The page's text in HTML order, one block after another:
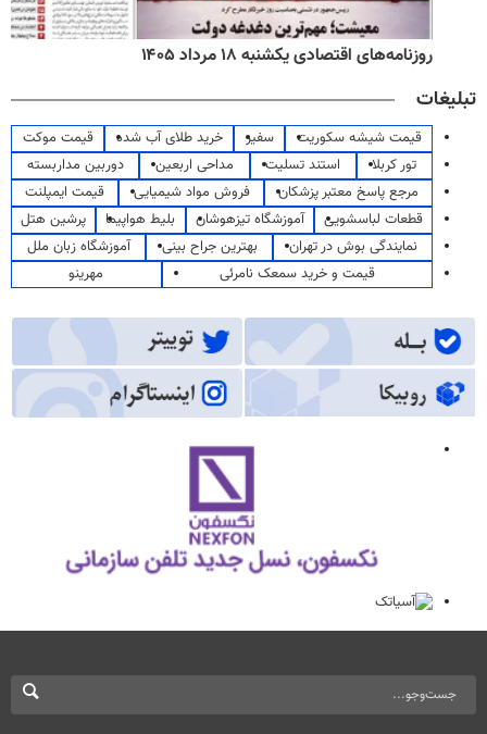
روزنامه‌های اقتصادی یکشنبه ۱۸ مرداد ۱۴۰۵
تبلیغات
قیمت شیشه سکوریت سفیر خرید طلای آب شده
قیمت موکت
تور کربلا
استند تسلیت مداحی اربعین
دوربین مداربسته
مرجع پاسخ معتبر پزشکان
فروش مواد شیمیایی
قیمت ایمپلنت
قطعات لباسشویی
آموزشگاه تیزهوشان بلیط هواپیما
پرشین هتل
نمایندگی بوش در تهران
بهترین جراح بینی
آموزشگاه زبان ملل
قیمت و خرید سمعک نامرئی
مهرینو